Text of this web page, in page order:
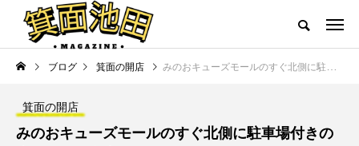
ブログ 箕面の開店 みのおキューズモールのすぐ北側に駐車場付きの大きめの飲食店ができるみたい。
箕面の開店
みのおキューズモールのすぐ北側に駐車場付きの